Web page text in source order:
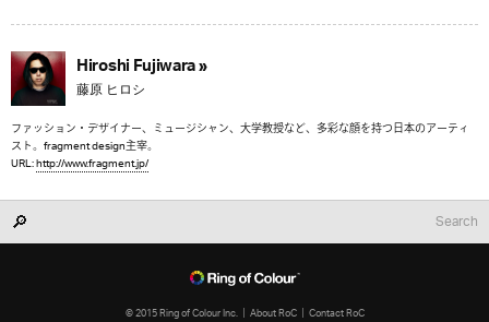
Hiroshi Fujiwara »
藤原 ヒロシ
ファッション・デザイナー、ミュージシャン、大学教授など、多彩な顔を持つ日本のアーティ
スト。fragment design主宰。
URL:http://www.fragment.jp/
© 2015 Ring of Colour Inc. About RoC Contact RoC